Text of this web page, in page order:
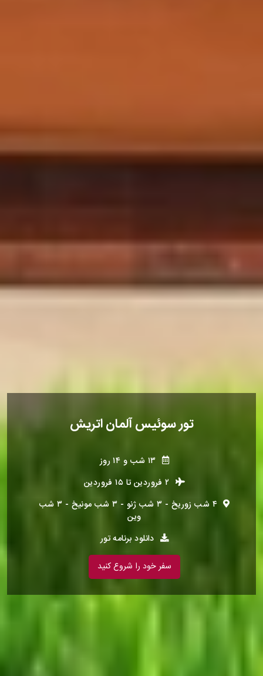
تور سوئیس آلمان اتریش
۱۳ ﺷﺐ و ۱۴ روز
۲ فروردین
تا ۱۵ فروردین
۴ ﺷﺐ زورﯾﺦ - ۳ ﺷﺐ ژﻧﻮ - ۳ ﺷﺐ ﻣﻮﻧﯿﺦ - ۳ ﺷﺐ
وﯾﻦ
دانلود برنامه تور
سفر خود را شروع کنید